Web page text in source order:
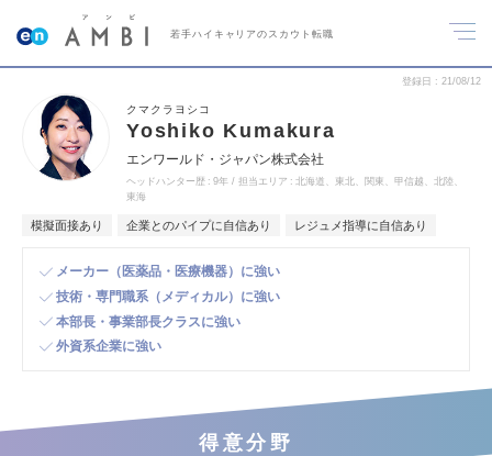
若手ハイキャリアのスカウト転職
登録日 21/08/12
クマクラヨシコ
Yoshiko Kumakura
エンワールド・ジャパン株式会社
ヘッドハンター歴 9年 担当エリア
北海道、東北、関東、甲信越、北陸、
東海
模擬面接あり 企業とのパイプに自信あり レジュメ指導に自信あり
メーカー（医薬品・医療機器）に強い
技術・専門職系（メディカル）に強い
本部長・事業部長クラスに強い
外資系企業に強い
得意分野